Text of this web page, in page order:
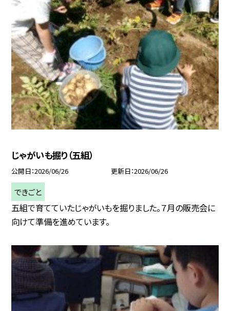
じゃがいも掘り（五組）
公開日 2026/06/26 更新日 2026/06/26
できごと
五組で育てていたじゃがいもを掘りました。７月の販売会に
向けて準備を進めています。